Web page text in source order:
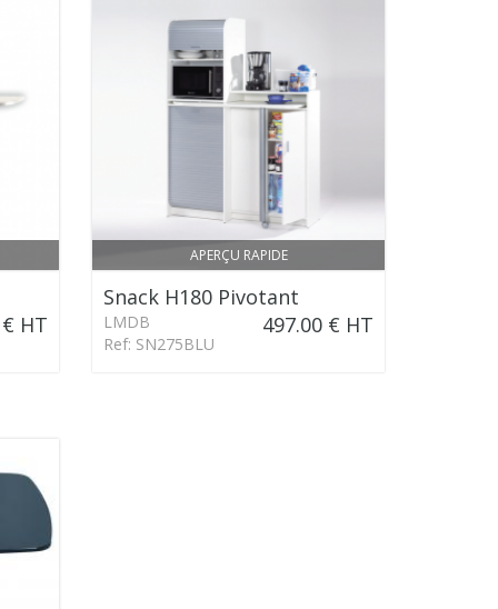
HT
APERÇU RAPIDE
Snack H180 Pivotant
LMDB
Ref: SN275BLU
497.00 € HT